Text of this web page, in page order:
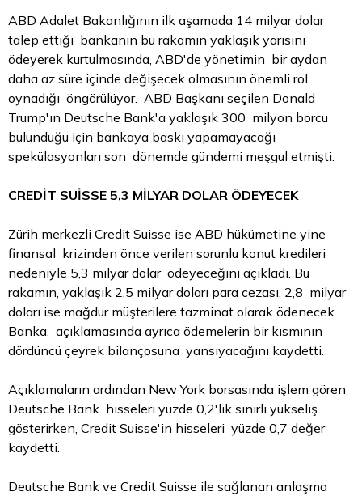
ABD Adalet Bakanlığının ilk aşamada 14 milyar dolar
talep ettiği bankanın bu rakamın yaklaşık yarısını
ödeyerek kurtulmasında, ABD'de yönetimin bir aydan
daha az süre içinde değişecek olmasının önemli rol
oynadığı öngörülüyor. ABD Başkanı seçilen Donald
Trump'ın Deutsche Bank'a yaklaşık 300 milyon borcu
bulunduğu için bankaya baskı yapamayacağı
spekülasyonları son dönemde gündemi meşgul etmişti.
CREDİT SUİSSE 5,3 MİLYAR DOLAR ÖDEYECEK
Zürih merkezli Credit Suisse ise ABD hükümetine yine
finansal krizinden önce verilen sorunlu konut kredileri
nedeniyle 5,3 milyar dolar ödeyeceğini açıkladı. Bu
rakamın, yaklaşık 2,5 milyar doları para cezası, 2,8 milyar
doları ise mağdur müşterilere tazminat olarak ödenecek.
Banka, açıklamasında ayrıca ödemelerin bir kısmının
dördüncü çeyrek bilançosuna yansıyacağını kaydetti.
Açıklamaların ardından New York borsasında işlem gören
Deutsche Bank hisseleri yüzde 0,2'lik sınırlı yükseliş
gösterirken, Credit Suisse'in hisseleri yüzde 0,7 değer
kaydetti.
Deutsche Bank ve Credit Suisse ile sağlanan anlaşma